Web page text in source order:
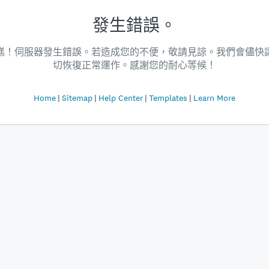
發生錯誤。
！伺服器發生錯誤。若造成您的不便，敬請見諒。我們會儘快
切恢復正常運作。感謝您的耐心等候！
Home Sitemap Help Center Templates Learn More